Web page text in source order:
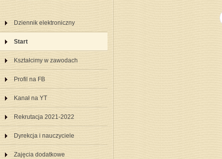
Dziennik elektroniczny
Start
Kształcimy w zawodach
Profil na FB
Kanał na YT
Rekrutacja 2021-2022
Dyrekcja i nauczyciele
Zajęcia dodatkowe